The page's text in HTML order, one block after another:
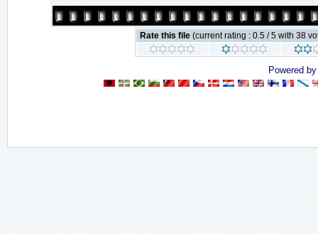
Rate this file (current rating : 0.5 / 5 with 38
Powered